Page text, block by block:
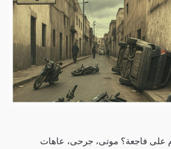
على فاجعة؟ موتى، جرحى، عاهات